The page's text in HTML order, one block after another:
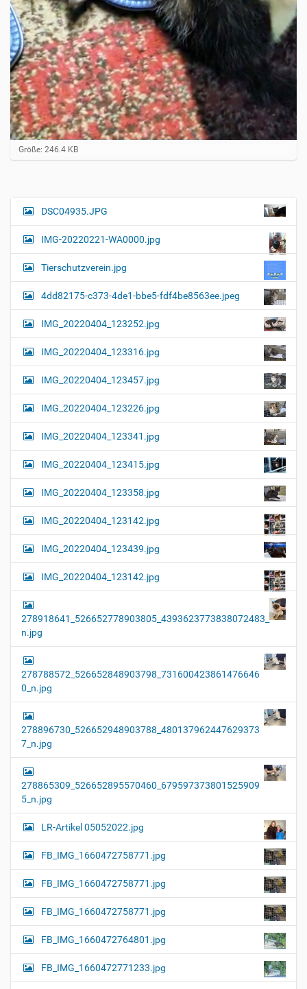
Z
e
e
i
l
r
e
…
Größe: 246.4 KB
N
i
g
a
t
i
o
n
DSC04935.JPG
IMG-20220221-WA0000.jpg
Tierschutzverein.jpg
4dd82175-c373-4de1-bbe5-fdf4be8563ee.jpeg
IMG_20220404_123252.jpg
IMG_20220404_123316.jpg
IMG_20220404_123457.jpg
IMG_20220404_123226.jpg
IMG_20220404_123341.jpg
IMG_20220404_123415.jpg
IMG_20220404_123358.jpg
IMG_20220404_123142.jpg
IMG_20220404_123439.jpg
IMG_20220404_123142.jpg
278918641_526652778903805_4393623773838072483_
n.jpg
278788572_526652848903798_731600423861476646
0_n.jpg
278896730_526652948903788_480137962447629373
7_n.jpg
278865309_526652895570460_679597373801525909
5_n.jpg
LR-Artikel 05052022.jpg
FB_IMG_1660472758771.jpg
FB_IMG_1660472758771.jpg
FB_IMG_1660472758771.jpg
FB_IMG_1660472764801.jpg
FB_IMG_1660472771233.jpg